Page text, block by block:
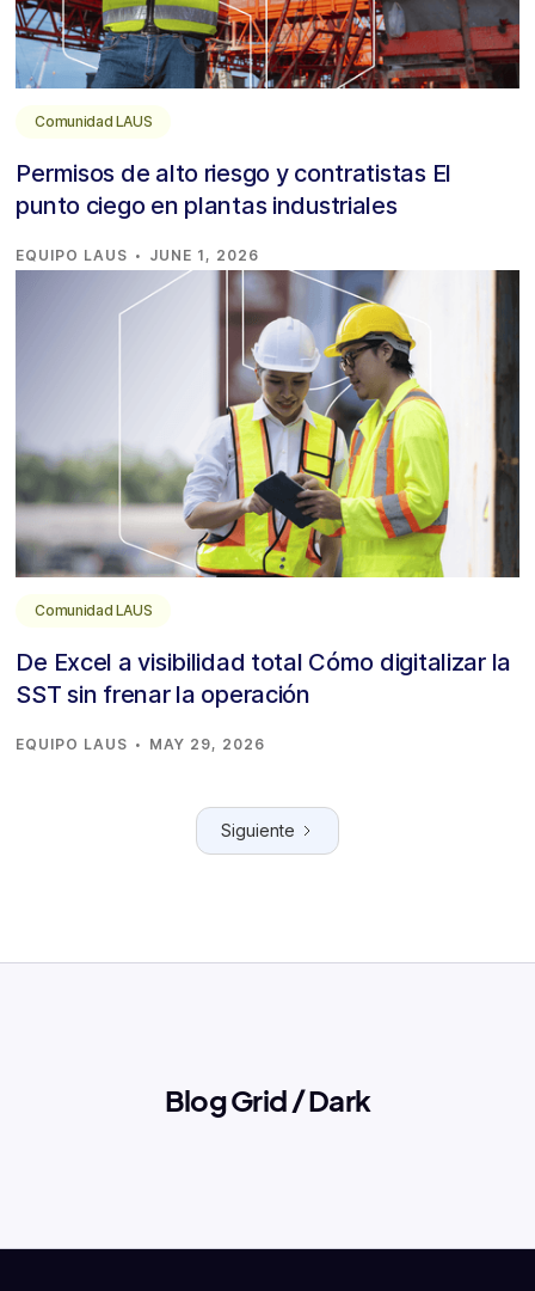
Comunidad LAUS
Permisos de alto riesgo y contratistas El
punto ciego en plantas industriales
EQUIPO LAUS · JUNE 1, 2026
Comunidad LAUS
De Excel a visibilidad total Cómo digitalizar la
SST sin frenar la operación
EQUIPO LAUS · MAY 29, 2026
Siguiente
Blog Grid / Dark